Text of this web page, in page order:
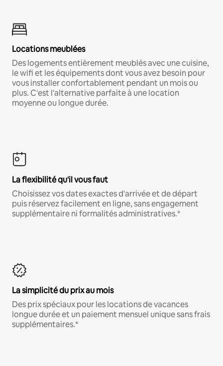
Locations meublées
Des logements entièrement meublés avec une cuisine,
le wifi et les équipements dont vous avez besoin pour
vous installer confortablement pendant un mois ou
plus. C'est l'alternative parfaite à une location
moyenne ou longue durée.
La flexibilité qu'il vous faut
Choisissez vos dates exactes d'arrivée et de départ
puis réservez facilement en ligne, sans engagement
supplémentaire ni formalités administratives.*
La simplicité du prix au mois
Des prix spéciaux pour les locations de vacances
longue durée et un paiement mensuel unique sans frais
supplémentaires.*